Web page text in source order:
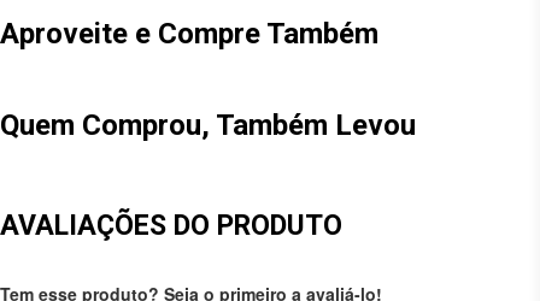
Aproveite e Compre Também
Quem Comprou, Também Levou
AVALIAÇÕES DO PRODUTO
Tem esse produto? Seja o primeiro a avaliá-lo!